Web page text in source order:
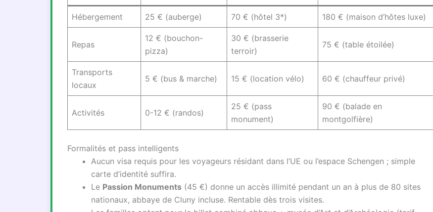
Hébergement 25 € (auberge) 70 € (hôtel 3*) 180 € (maison d’hôtes luxe)
Repas
12 € (bouchon-
pizza)
30 € (brasserie
terroir)
75 € (table étoilée)
Transports
locaux
5 € (bus & marche) 15 € (location vélo) 60 € (chauffeur privé)
Activités 0-12 € (randos)
25 € (pass
monument)
90 € (balade en
montgolfière)
Formalités et pass intelligents
Aucun visa requis pour les voyageurs résidant dans l’UE ou l’espace Schengen ; simple
carte d’identité suffira.
Le Passion Monuments (45 €) donne un accès illimité pendant un an à plus de 80 sites
nationaux, abbaye de Cluny incluse. Rentable dès trois visites.